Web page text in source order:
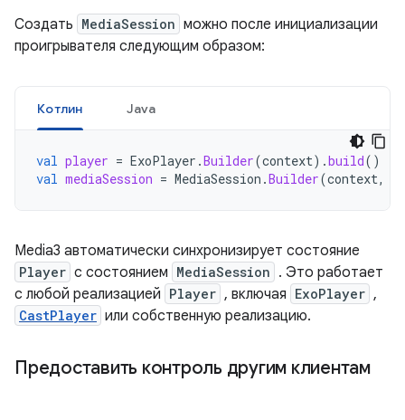
Создать MediaSession можно после инициализации
проигрывателя следующим образом:
Котлин Java
val player = ExoPlayer .Builder(context).build()
val mediaSession = MediaSession .Builder(context,
Media3 автоматически синхронизирует состояние
Player с состоянием MediaSession . Это работает
с любой реализацией Player , включая ExoPlayer ,
CastPlayer или собственную реализацию.
Предоставить контроль другим клиентам